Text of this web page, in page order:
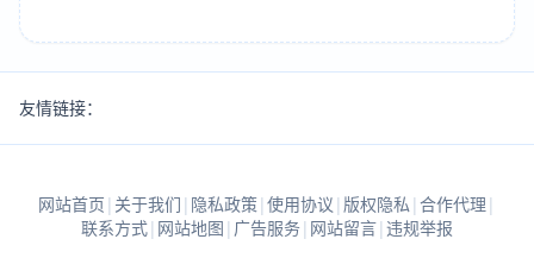
友情链接：
网站首页 | 关于我们 | 隐私政策| 使用协议 | 版权隐私 | 合作代理 |
联系方式| 网站地图 | 广告服务| 网站留言| 违规举报